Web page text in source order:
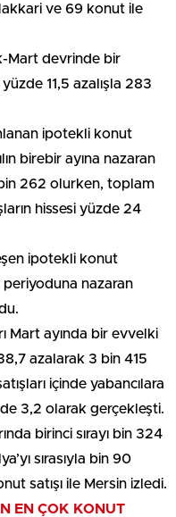
ve 69 konut ile
Mart devrinde bir
11,5 azalışla 283
ipotekli konut
birebir ayına nazaran
262 olurken, toplam
hissesi yüzde 24
ipotekli konut
periyoduna nazaran
Mart ayında bir evvelki
azalarak 3 bin 415
içinde yabancılara
3,2 olarak gerçekleşti.
birinci sırayı bin 324
sırasıyla bin 90
satışı ile Mersin izledi.
EN ÇOK KONUT